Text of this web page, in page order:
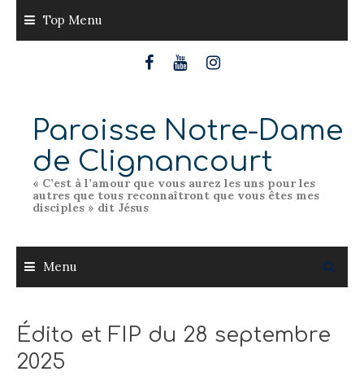
content
Top Menu
Paroisse Notre-Dame
de Clignancourt
« C’est à l’amour que vous aurez les uns pour les
autres que tous reconnaîtront que vous êtes mes
disciples » dit Jésus
Menu
Édito et FIP du 28 septembre
2025